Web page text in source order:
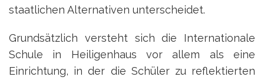
staatlichen Alternativen unterscheidet.
Grundsätzlich versteht sich die Internationale
Schule in Heiligenhaus vor allem als eine
Einrichtung, in der die Schüler zu reflektierten